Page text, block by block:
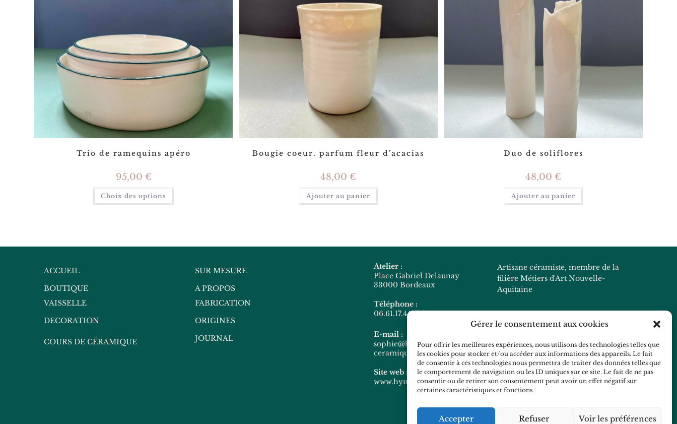
Gérer le consentement aux cookies
Pour offrir les meilleures expériences, nous utilisons des technologies telles que
les cookies pour stocker et/ou accéder aux informations des appareils. Le fait
de consentir à ces technologies nous permettra de traiter des données telles que
le comportement de navigation ou les ID uniques sur ce site. Le fait de ne pas
consentir ou de retirer son consentement peut avoir un effet négatif sur
certaines caractéristiques et fonctions.
Accepter Refuser Voir les préférences
Trio de ramequins apéro
95,00 €
Choix des options
Bougie coeur. parfum fleur d’acacias
48,00 €
Ajouter au panier
Duo de soliflores
48,00 €
Ajouter au panier
ACCUEIL
BOUTIQUE
VAISSELLE
DECORATION
COURS DE CÉRAMIQUE
SUR MESURE
A PROPOS
FABRICATION
ORIGINES
JOURNAL
Atelier :
Place Gabriel Delaunay
33000 Bordeaux
Téléphone :
06.61.17.44.45
E-mail :
sophie@hymy-
ceramique.com
Site web :
www.hymy-ceramique.com
Artisane céramiste, membre de la
filière Métiers d'Art Nouvelle-
Aquitaine
Pour récupérer vos pièces:
Mardi : 16h-21h
Mercredi : 18h30 - 20h30
(Hors vacances scolaires)